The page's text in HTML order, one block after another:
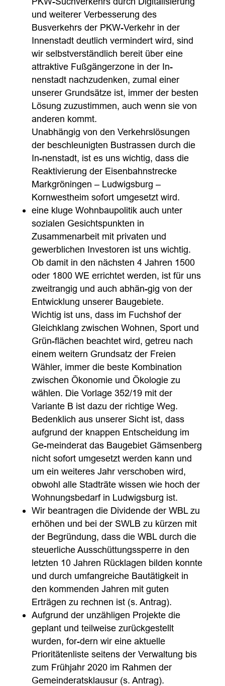
und weiterer Verbesserung des
Busverkehrs der PKW-Verkehr in der
Innenstadt deutlich vermindert wird, sind
wir selbstverständlich bereit über eine
attraktive Fußgängerzone in der In-
nenstadt nachzudenken, zumal einer
unserer Grundsätze ist, immer der besten
Lösung zuzustimmen, auch wenn sie von
anderen kommt.
Unabhängig von den Verkehrslösungen
der beschleunigten Bustrassen durch die
In-nenstadt, ist es uns wichtig, dass die
Reaktivierung der Eisenbahnstrecke
Markgröningen – Ludwigsburg –
Kornwestheim sofort umgesetzt wird.
eine kluge Wohnbaupolitik auch unter
sozialen Gesichtspunkten in
Zusammenarbeit mit privaten und
gewerblichen Investoren ist uns wichtig.
Ob damit in den nächsten 4 Jahren 1500
oder 1800 WE errichtet werden, ist für uns
zweitrangig und auch abhän-gig von der
Entwicklung unserer Baugebiete.
Wichtig ist uns, dass im Fuchshof der
Gleichklang zwischen Wohnen, Sport und
Grün-flächen beachtet wird, getreu nach
einem weitern Grundsatz der Freien
Wähler, immer die beste Kombination
zwischen Ökonomie und Ökologie zu
wählen. Die Vorlage 352/19 mit der
Variante B ist dazu der richtige Weg.
Bedenklich aus unserer Sicht ist, dass
aufgrund der knappen Entscheidung im
Ge-meinderat das Baugebiet Gämsenberg
nicht sofort umgesetzt werden kann und
um ein weiteres Jahr verschoben wird,
obwohl alle Stadträte wissen wie hoch der
Wohnungsbedarf in Ludwigsburg ist.
Wir beantragen die Dividende der WBL zu
erhöhen und bei der SWLB zu kürzen mit
der Begründung, dass die WBL durch die
steuerliche Ausschüttungssperre in den
letzten 10 Jahren Rücklagen bilden konnte
und durch umfangreiche Bautätigkeit in
den kommenden Jahren mit guten
Erträgen zu rechnen ist (s. Antrag).
Aufgrund der unzähligen Projekte die
geplant und teilweise zurückgestellt
wurden, for-dern wir eine aktuelle
Prioritätenliste seitens der Verwaltung bis
zum Frühjahr 2020 im Rahmen der
Gemeinderatsklausur (s. Antrag).